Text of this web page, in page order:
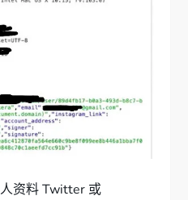
资料 Twitter 或